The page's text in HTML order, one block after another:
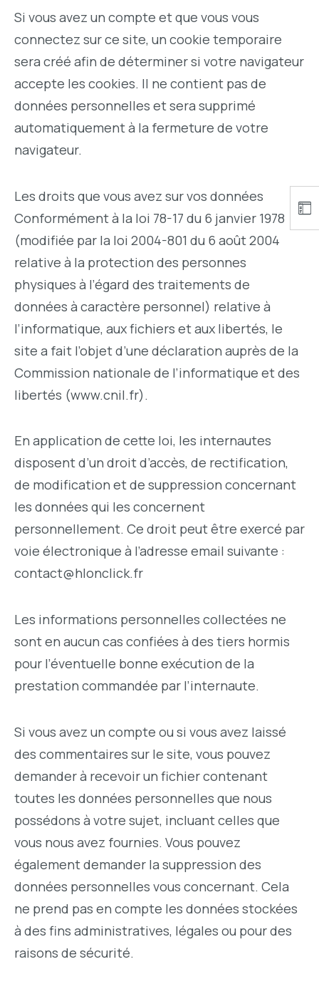
Si vous avez un compte et que vous vous
connectez sur ce site, un cookie temporaire
sera créé afin de déterminer si votre navigateur
accepte les cookies. Il ne contient pas de
données personnelles et sera supprimé
automatiquement à la fermeture de votre
navigateur.
Les droits que vous avez sur vos données
Conformément à la loi 78-17 du 6 janvier 1978
(modifiée par la loi 2004-801 du 6 août 2004
relative à la protection des personnes
physiques à l’égard des traitements de
données à caractère personnel) relative à
l’informatique, aux fichiers et aux libertés, le
site a fait l’objet d’une déclaration auprès de la
Commission nationale de l’informatique et des
libertés (www.cnil.fr).
En application de cette loi, les internautes
disposent d’un droit d’accès, de rectification,
de modification et de suppression concernant
les données qui les concernent
personnellement. Ce droit peut être exercé par
voie électronique à l’adresse email suivante :
contact@hlonclick.fr
Les informations personnelles collectées ne
sont en aucun cas confiées à des tiers hormis
pour l’éventuelle bonne exécution de la
prestation commandée par l’internaute.
Si vous avez un compte ou si vous avez laissé
des commentaires sur le site, vous pouvez
demander à recevoir un fichier contenant
toutes les données personnelles que nous
possédons à votre sujet, incluant celles que
vous nous avez fournies. Vous pouvez
également demander la suppression des
données personnelles vous concernant. Cela
ne prend pas en compte les données stockées
à des fins administratives, légales ou pour des
raisons de sécurité.